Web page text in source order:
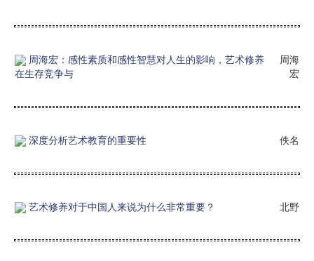
周海宏：感性素质和感性智慧对人生的影响，艺术修养
在生存竞争与
周海
宏
深度分析艺术教育的重要性 佚名
艺术修养对于中国人来说为什么非常重要？ 北野